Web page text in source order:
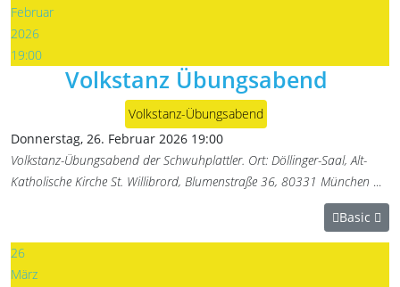
Februar
2026
19:00
Volkstanz Übungsabend
Volkstanz-Übungsabend
Donnerstag, 26. Februar 2026 19:00
Volkstanz-Übungsabend der Schwuhplattler. Ort: Döllinger-Saal, Alt-
Katholische Kirche St. Willibrord, Blumenstraße 36, 80331 München ...
Basic
26
März